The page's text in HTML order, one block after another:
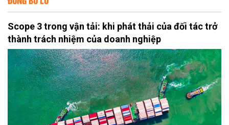
Scope 3 trong vận tải: khi phát thải của đối tác trở
thành trách nhiệm của doanh nghiệp